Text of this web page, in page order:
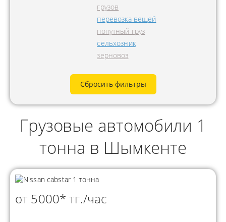
грузов
перевозка вещей
попутный груз
сельхозник
зерновоз
Сбросить фильтры
Грузовые автомобили 1
тонна в Шымкенте
от 5000* тг./час